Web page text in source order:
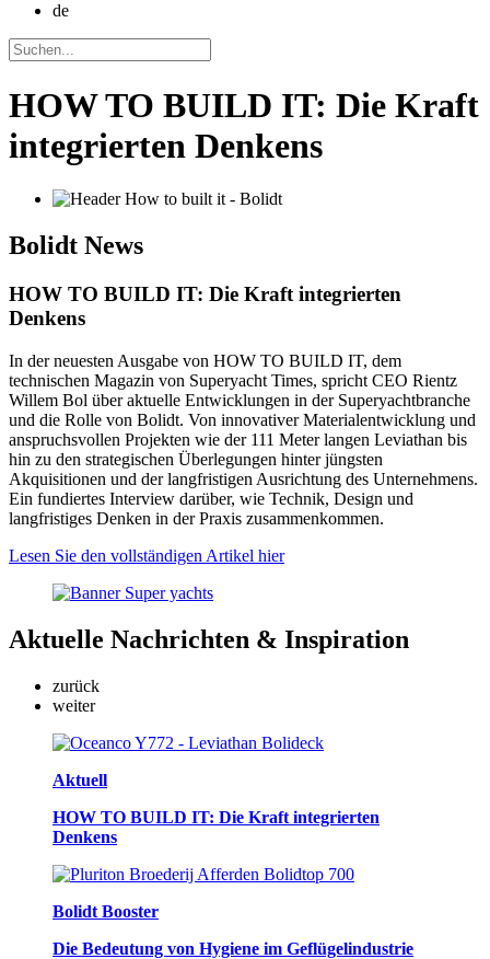
de
HOW TO BUILD IT: Die Kraft
integrierten Denkens
Bolidt News
HOW TO BUILD IT: Die Kraft integrierten
Denkens
In der neuesten Ausgabe von HOW TO BUILD IT, dem
technischen Magazin von Superyacht Times, spricht CEO Rientz
Willem Bol über aktuelle Entwicklungen in der Superyachtbranche
und die Rolle von Bolidt. Von innovativer Materialentwicklung und
anspruchsvollen Projekten wie der 111 Meter langen Leviathan bis
hin zu den strategischen Überlegungen hinter jüngsten
Akquisitionen und der langfristigen Ausrichtung des Unternehmens.
Ein fundiertes Interview darüber, wie Technik, Design und
langfristiges Denken in der Praxis zusammenkommen.
Lesen Sie den vollständigen Artikel hier
Aktuelle Nachrichten & Inspiration
zurück
weiter
Aktuell
HOW TO BUILD IT: Die Kraft integrierten
Denkens
Bolidt Booster
Die Bedeutung von Hygiene im Geflügelindustrie